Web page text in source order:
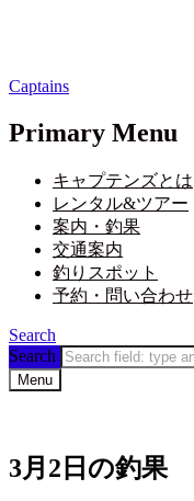
Captains
Primary Menu
キャプテンズとは
レンタル&ツアー
案内・釣果
交通案内
釣りスポット
予約・問い合わせ
Search
Search
Menu
3月2日の釣果